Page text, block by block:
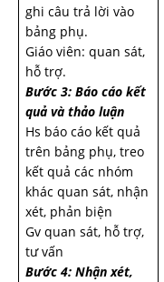
ghi câu trả lời vào
bảng phụ.
Giáo viên: quan sát,
hỗ trợ.
Bước 3: Báo cáo kết
quả và thảo luận
Hs báo cáo kết quả
trên bảng phụ, treo
kết quả các nhóm
khác quan sát, nhận
xét, phản biện
Gv quan sát, hỗ trợ,
tư vấn
Bước 4: Nhận xét,